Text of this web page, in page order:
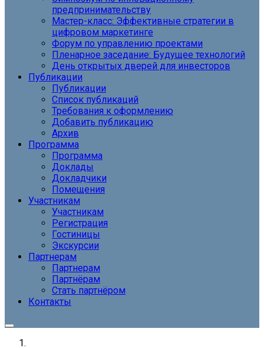
предпринимательству
Мастер-класс: Эффективные стратегии в
цифровом маркетинге
Форум по управлению проектами
Пленарное заседание: Будущее технологий
День открытых дверей для инвесторов
Публикации
Публикации
Список публикаций
Требования к оформлению
Добавить публикацию
Архив
Программа
Программа
Доклады
Докладчики
Помещения
Участникам
Участникам
Регистрация
Гостиницы
Экскурсии
Партнерам
Партнерам
Партнёрам
Стать партнёром
Контакты